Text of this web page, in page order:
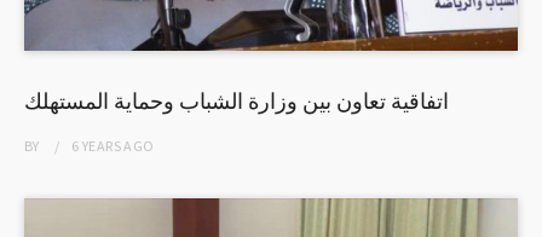
اتفاقية تعاون بين وزارة الشباب وحماية المستهلك
BY 6 YEARSAGO